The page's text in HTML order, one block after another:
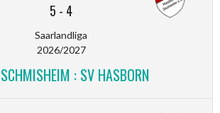
5 - 4
Saarlandliga
2026/2027
: SV HASBORN